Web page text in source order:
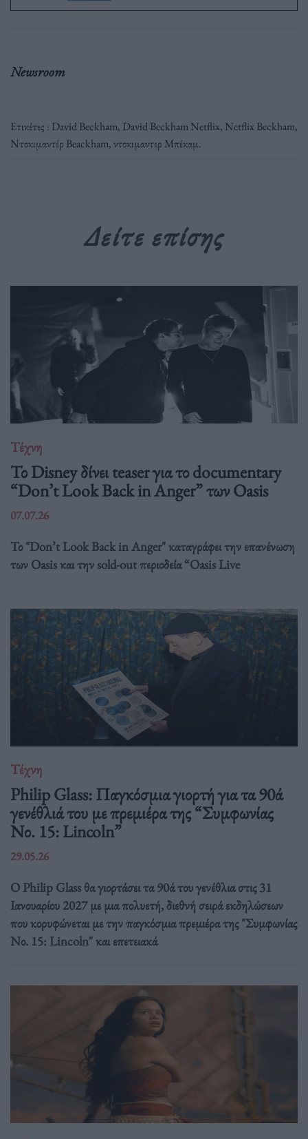
Newsroom
Ετικέτες : David Beckham, David Beckham Netflix, Netflix Beckham,
Ντοκιμαντέρ Beackham,ντοκιμαντερ Μπέκαμ.
Δείτε επίσης
Τέχνη
Το Disney δίνει teaser για το documentary
“Don’t Look Back in Anger” των Oasis
07.07.26
Το "Don’t Look Back in Anger" καταγράφει την επανένωση
των Oasis και την sold-out περιοδεία “Oasis Live
Τέχνη
Philip Glass: Παγκόσμια γιορτή για τα 90ά
γενέθλιά του με πρεμιέρα της “Συμφωνίας
Νο. 15: Lincoln”
29.05.26
Ο Philip Glass θα γιορτάσει τα 90ά του γενέθλια στις 31
Ιανουαρίου 2027 με μια πολυετή, διεθνή σειρά εκδηλώσεων
που κορυφώνεται με την παγκόσμια πρεμιέρα της "Συμφωνίας
Νο. 15: Lincoln" και επετειακά